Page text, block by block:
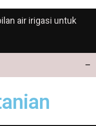
air irigasi untuk
–